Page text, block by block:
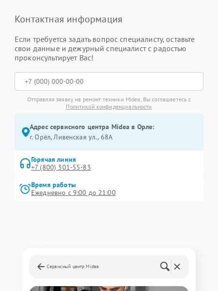
Контактная информация
Если требуется задать вопрос специалисту, оставьте
свои данные и дежурный специалист с радостью
проконсультирует Вас!
Отправляя заявку на ремонт техники Midea, Вы соглашаетесь с
Политикой конфиденциальности
Адрес сервисного центра Midea в Орле:
г. Орёл, Ливенская ул., 68А
Горячая линия
+7 (800) 301-55-83
Время работы
Ежедневно с 9:00 до 21:00
Сервисный центр Midea